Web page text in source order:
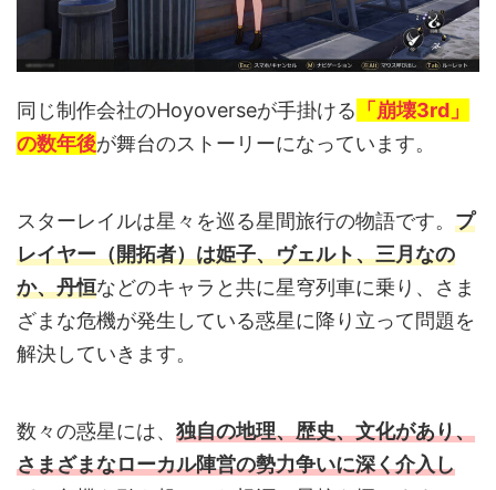
同じ制作会社のHoyoverseが手掛ける 「崩壊3rd」
の数年後が舞台のストーリーになっています。
スターレイルは星々を巡る星間旅行の物語です。 プ
レイヤー（開拓者）は姫子、ヴェルト、三月なの
か、丹恒などのキャラと共に星穹列車に乗り、さま
ざまな危機が発生している惑星に降り立って問題を
解決していきます。
数々の惑星には、 独自の地理、歴史、文化があり、
さまざまなローカル陣営の勢力争いに深く介入し